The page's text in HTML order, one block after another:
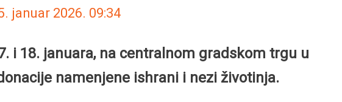
januar 2026. 09:34
i 18. januara, na centralnom gradskom trgu u
namenjene ishrani i nezi životinja.